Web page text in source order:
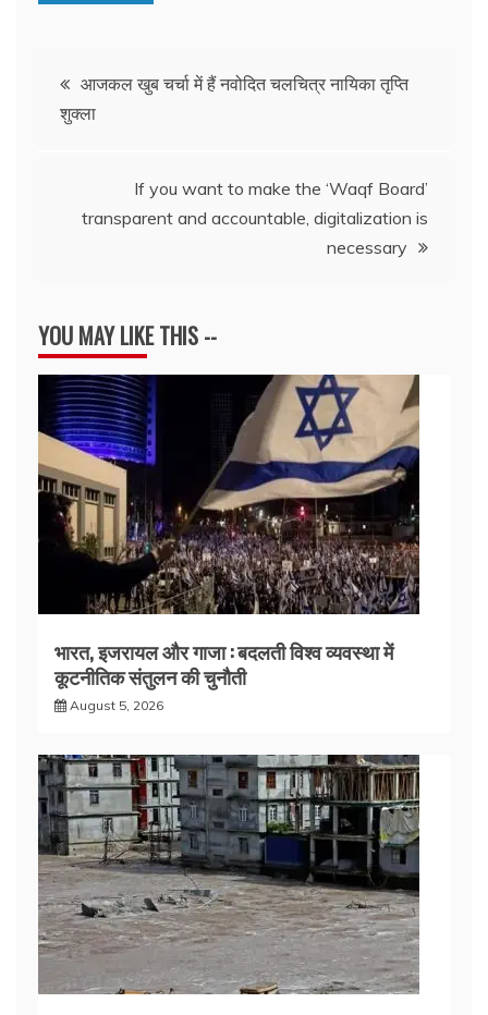
Post
navigation
आजकल खुब चर्चा में हैं नवोदित चलचित्र नायिका तृप्ति
शुक्ला
If you want to make the ‘Waqf Board’
transparent and accountable, digitalization is
necessary
YOU MAY LIKE THIS --
भारत, इजरायल और गाजा : बदलती विश्व व्यवस्था में
कूटनीतिक संतुलन की चुनौती
August 5, 2026